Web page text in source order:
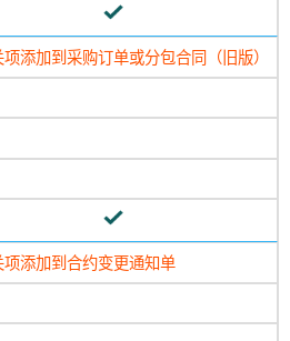
添加到采购订单或分包合同（旧版）
项添加到合约变更通知单